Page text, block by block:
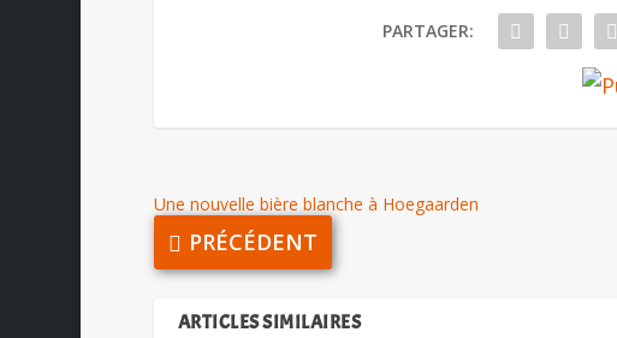
PARTAGER:
Une nouvelle bière blanche à Hoegaarden
PRÉCÉDENT
ARTICLES SIMILAIRES